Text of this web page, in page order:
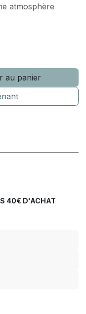
atmosphère
au panier
40€ D'ACHAT